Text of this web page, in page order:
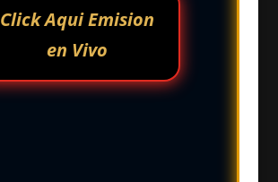
Click Aqui Emision
en Vivo